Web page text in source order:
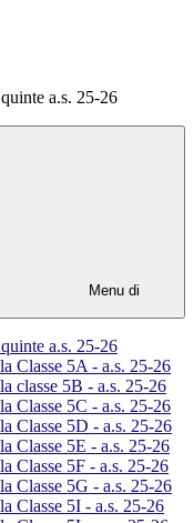
a.s. 25-26
Menu di
a.s. 25-26
Classe 5A - a.s. 25-26
classe 5B - a.s. 25-26
Classe 5C - a.s. 25-26
Classe 5D - a.s. 25-26
Classe 5E - a.s. 25-26
Classe 5F - a.s. 25-26
Classe 5G - a.s. 25-26
Classe 5I - a.s. 25-26